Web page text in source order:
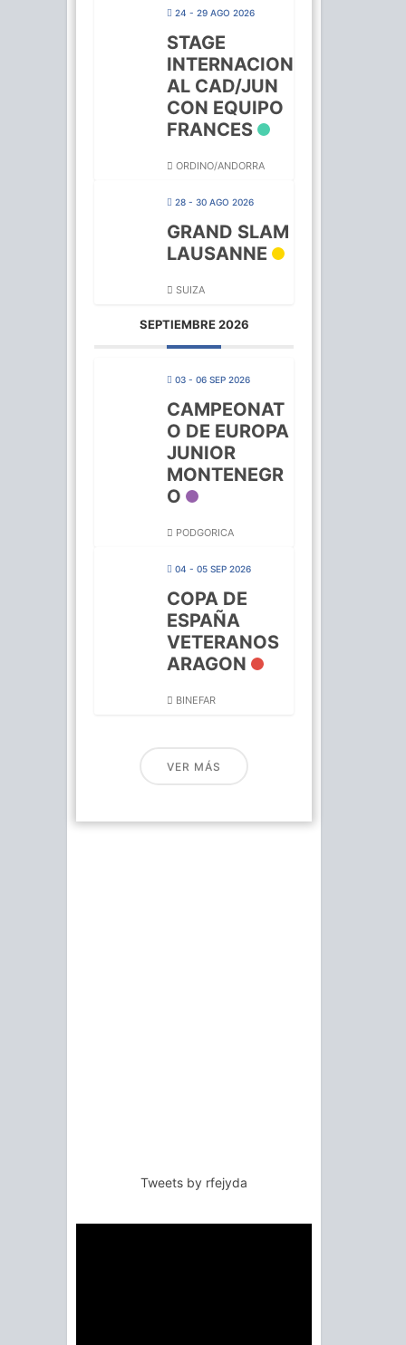
24 - 29 AGO 2026
STAGE
INTERNACION
AL CAD/JUN
CON EQUIPO
FRANCES
ORDINO/ANDORRA
28 - 30 AGO 2026
GRAND SLAM
LAUSANNE
SUIZA
SEPTIEMBRE 2026
03 - 06 SEP 2026
CAMPEONAT
O DE EUROPA
JUNIOR
MONTENEGR
O
PODGORICA
04 - 05 SEP 2026
COPA DE
ESPAÑA
VETERANOS
ARAGON
BINEFAR
VER MÁS
Tweets by rfejyda